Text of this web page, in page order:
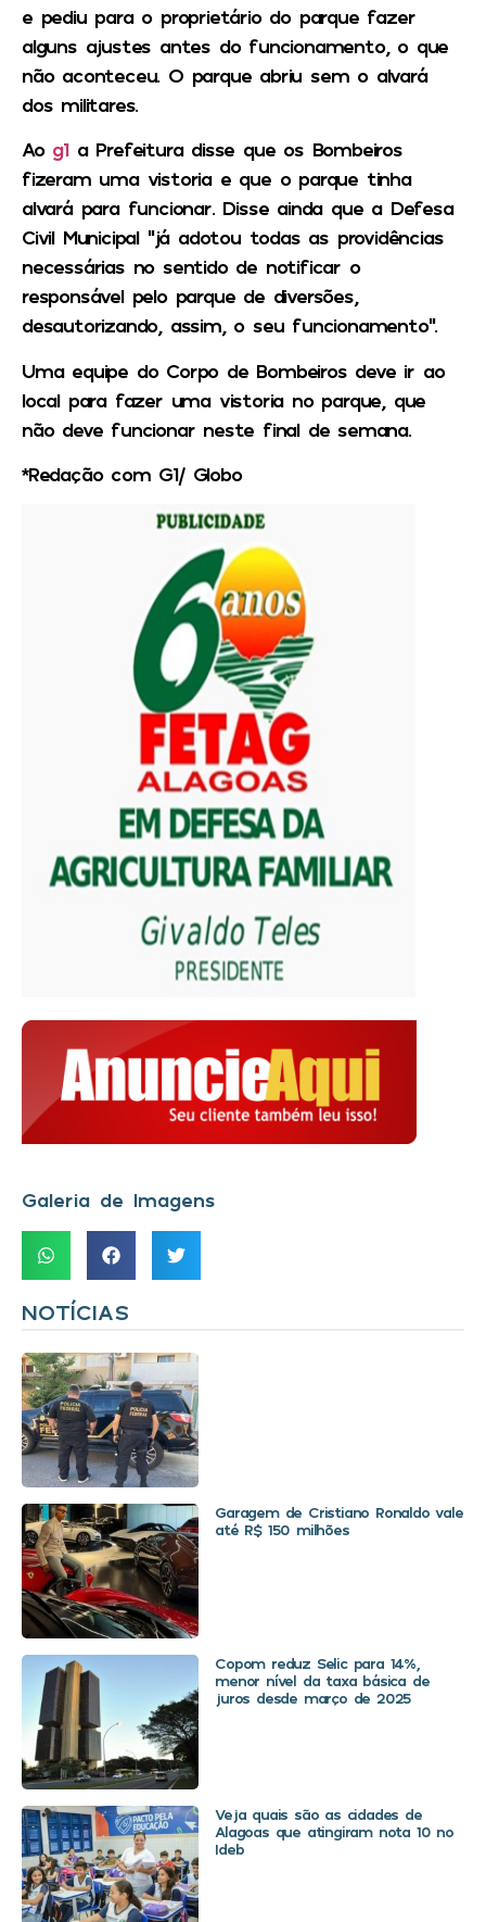
e pediu para o proprietário do parque fazer
alguns ajustes antes do funcionamento, o que
não aconteceu. O parque abriu sem o alvará
dos militares.
Aog1a Prefeitura disse que os Bombeiros
fizeram uma vistoria e que o parque tinha
alvará para funcionar. Disse ainda que a Defesa
Civil Municipal “já adotou todas as providências
necessárias no sentido de notificar o
responsável pelo parque de diversões,
desautorizando, assim, o seu funcionamento”.
Uma equipe do Corpo de Bombeiros deve ir ao
local para fazer uma vistoria no parque, que
não deve funcionar neste final de semana.
*Redação com G1/ Globo
Galeria de Imagens
NOTÍCIAS
Garagem de Cristiano Ronaldo vale
até R$ 150 milhões
Copom reduz Selic para 14%,
menor nível da taxa básica de
juros desde março de 2025
Veja quais são as cidades de
Alagoas que atingiram nota 10 no
Ideb